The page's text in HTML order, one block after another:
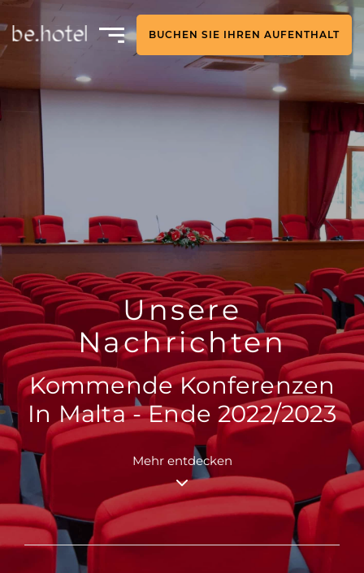
BUCHEN SIE IHREN AUFENTHALT
Unsere
Nachrichten
Kommende Konferenzen
In Malta - Ende 2022/2023
Mehr entdecken